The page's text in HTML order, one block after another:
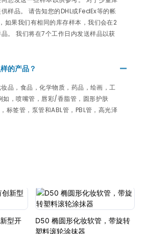
样品。 请告知您的DHL或FedEx等的帐
如果我们有相同的库存样本，我们会在2
。 我们将在7个工作日内发送样品以获
的产品？
品，食品，化学物质，药品，绘画，工
如，喷嘴管，唇彩/香脂管，圆形护肤
标签管，泵管和ABL管，PBL管，高光泽
型开
D50 椭圆形化妆软管，带旋转
塑料滚轮涂抹器